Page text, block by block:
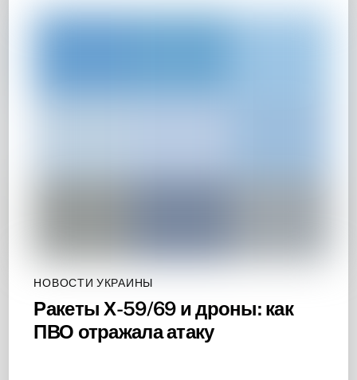
НОВОСТИ УКРАИНЫ
Ракеты Х-59/69 и дроны: как
ПВО отражала атаку